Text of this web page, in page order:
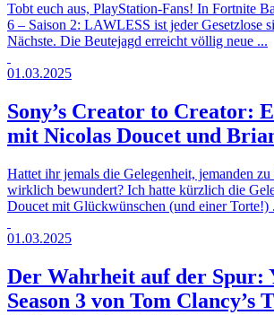
Tobt euch aus, PlayStation-Fans! In Fortnite
6 – Saison 2: LAWLESS ist jeder Gesetzlose
Nächste. Die Beutejagd erreicht völlig neue ...
01.03.2025
Sony’s Creator to Creator:
mit Nicolas Doucet und
Hattet ihr jemals die Gelegenheit, jemanden
wirklich bewundert? Ich hatte kürzlich die
Doucet mit Glückwünschen (und einer Torte!)
01.03.2025
Der Wahrheit auf der Spur:
Season 3 von Tom Clancy’s